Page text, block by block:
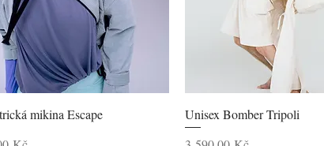
Rychlý náhled
mikina Escape
Rychlý náhled
Unisex Bomber Tripoli